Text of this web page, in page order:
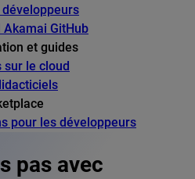
Akamai GitHub
et guides
sur le cloud
pour les développeurs
pas avec